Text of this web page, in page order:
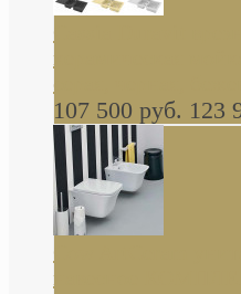
керамическая
серая, черная,
107 500 руб. 123
навесное